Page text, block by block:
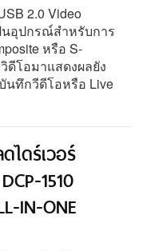
2.0 Video
นอุปกรณ์สำหรับการ
หรือ S-
โอมาแสดงผลยัง
นทึกวีดีโอหรือ Live
ไดร์เวอร์
1510
IN-ONE